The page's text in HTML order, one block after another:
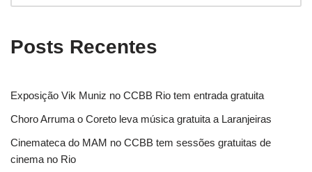
Posts Recentes
Exposição Vik Muniz no CCBB Rio tem entrada gratuita
Choro Arruma o Coreto leva música gratuita a Laranjeiras
Cinemateca do MAM no CCBB tem sessões gratuitas de
cinema no Rio